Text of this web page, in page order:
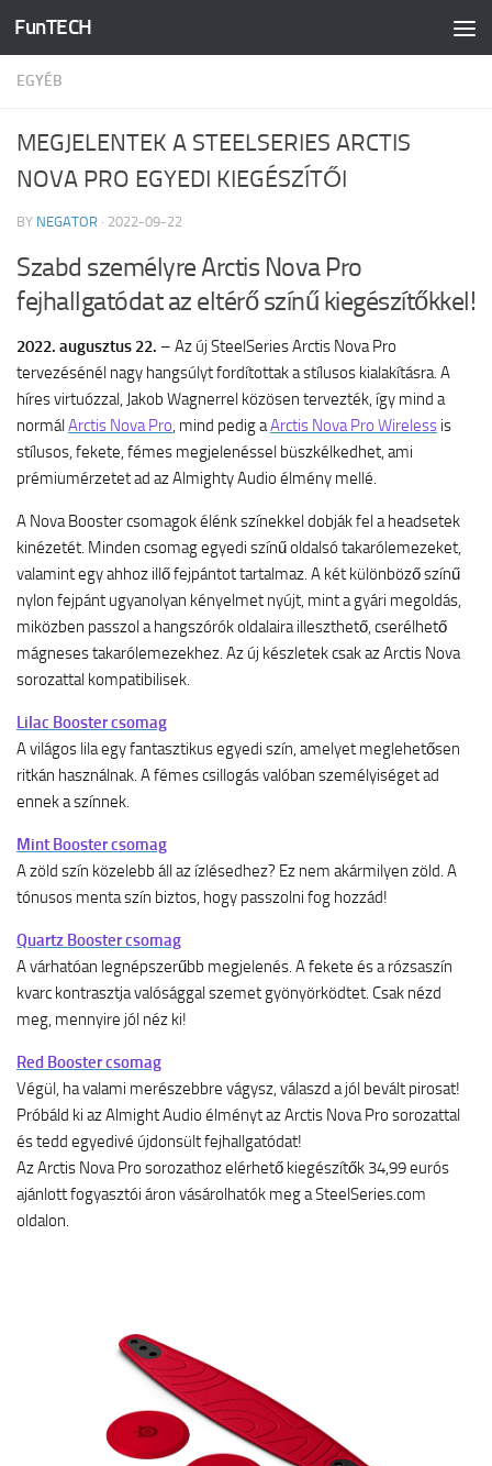
Skip to content
FunTECH
EGYÉB
MEGJELENTEK A STEELSERIES ARCTIS
NOVA PRO EGYEDI KIEGÉSZÍTŐI
BY NEGATOR · 2022-09-22
Szabd személyre Arctis Nova Pro
fejhallgatódat az eltérő színű kiegészítőkkel!
2022. augusztus 22. – Az új SteelSeries Arctis Nova Pro
tervezésénél nagy hangsúlyt fordítottak a stílusos kialakításra. A
híres virtuózzal, Jakob Wagnerrel közösen tervezték, így mind a
normálArctis Nova Pro, mind pedig aArctis Nova Pro Wireless is
stílusos, fekete, fémes megjelenéssel büszkélkedhet, ami
prémiumérzetet ad az Almighty Audio élmény mellé.
A Nova Booster csomagok élénk színekkel dobják fel a headsetek
kinézetét. Minden csomag egyedi színű oldalsó takarólemezeket,
valamint egy ahhoz illő fejpántot tartalmaz. A két különböző színű
nylon fejpánt ugyanolyan kényelmet nyújt, mint a gyári megoldás,
miközben passzol a hangszórókoldalaira illeszthető, cserélhető
mágneses takarólemezekhez. Az új készletek csak az Arctis Nova
sorozattal kompatibilisek.
Lilac Booster csomag
A világos lila egy fantasztikus egyedi szín, amelyet meglehetősen
ritkán használnak. A fémes csillogás valóban személyiséget ad
ennek a színnek.
Mint Booster csomag
A zöld szín közelebb áll az ízlésedhez? Ez nem akármilyen zöld. A
tónusos menta szín biztos, hogy passzolni fog hozzád!
Quartz Booster csomag
A várhatóan legnépszerűbb megjelenés. A fekete és a rózsaszín
kvarc kontrasztja valósággal szemet gyönyörködtet. Csak nézd
meg, mennyire jól néz ki!
Red Booster csomag
Végül, ha valami merészebbre vágysz, válaszd a jól bevált pirosat!
Próbáld ki az Almight Audio élményt az Arctis Nova Pro sorozattal
és tedd egyedivé újdonsült fejhallgatódat!
Az Arctis Nova Pro sorozathoz elérhető kiegészítők 34,99 eurós
ajánlott fogyasztói áron vásárolhatók meg a SteelSeries.com
oldalon.